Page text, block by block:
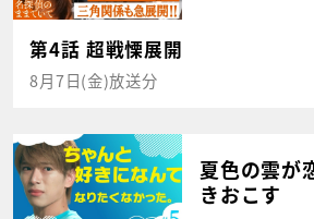
第4話 超戦慄展開
8月7日(金)放送分
夏色の雲が
きおこす